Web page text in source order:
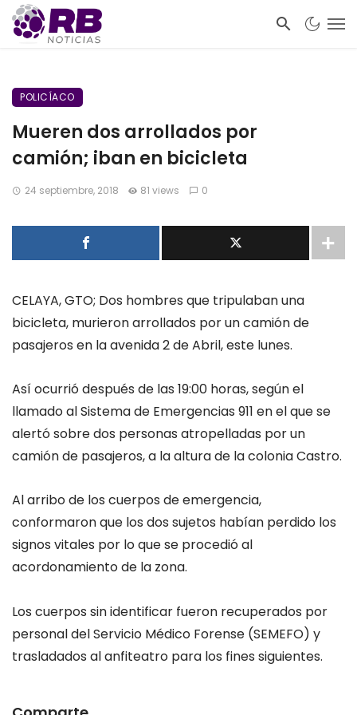
POLICÍACO
Mueren dos arrollados por
camión; iban en bicicleta
24 septiembre, 2018 81 views 0
CELAYA, GTO; Dos hombres que tripulaban una
bicicleta, murieron arrollados por un camión de
pasajeros en la avenida 2 de Abril, este lunes.
Así ocurrió después de las 19:00 horas, según el
llamado al Sistema de Emergencias 911 en el que se
alertó sobre dos personas atropelladas por un
camión de pasajeros, a la altura de la colonia Castro.
Al arribo de los cuerpos de emergencia,
conformaron que los dos sujetos habían perdido los
signos vitales por lo que se procedió al
acordonamiento de la zona.
Los cuerpos sin identificar fueron recuperados por
personal del Servicio Médico Forense (SEMEFO) y
trasladados al anfiteatro para los fines siguientes.